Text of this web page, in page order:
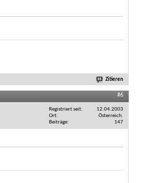
Zitieren
#6
Registriert seit
12.04.2003
Ort
Österreich.
Beiträge
147